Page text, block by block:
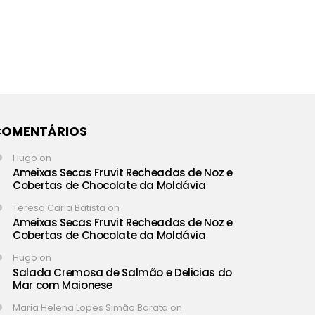
Hugo on
Ameixas Secas Fruvit Recheadas de Noz e
Cobertas de Chocolate da Moldávia
Teresa Carla Batista on
Ameixas Secas Fruvit Recheadas de Noz e
Cobertas de Chocolate da Moldávia
Hugo on
Salada Cremosa de Salmão e Delicias do
Mar com Maionese
Maria Helena Lopes Simão Barata on